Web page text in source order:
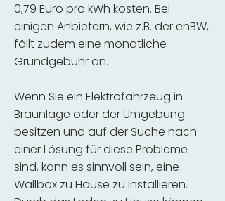
0,79 Euro pro kWh kosten. Bei
einigen Anbietern, wie z.B. der enBW,
fällt zudem eine monatliche
Grundgebühr an.
Wenn Sie ein Elektrofahrzeug in
Braunlage oder der Umgebung
besitzen und auf der Suche nach
einer Lösung für diese Probleme
sind, kann es sinnvoll sein, eine
Wallbox zu Hause zu installieren.